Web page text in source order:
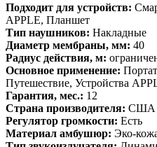
Подходит для устройств:
APPLE, Планшет
Тип наушников: Накладные
Диаметр мембраны, мм: 40
Радиус действия, м:
Основное применение:
Путешествие, Устройства
Гарантия, мес.: 12
Страна производителя: США
Регулятор громкости: Есть
Материал амбушюр: Эко-